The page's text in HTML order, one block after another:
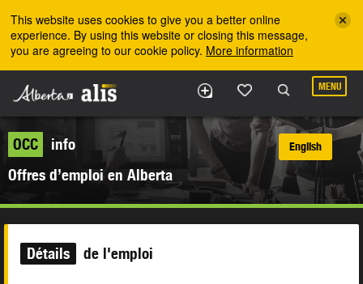
This website uses cookies to give you a better online
experience. By using this website or closing this message,
you are agreeing to our cookie policy. More information
MENU
OCC
info
Offres d’emploi en Alberta
English
Détails de l'emploi